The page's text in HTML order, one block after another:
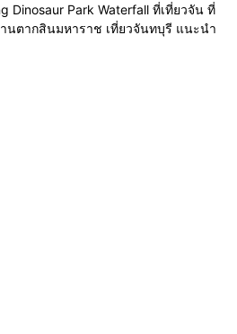
Dinosaur Park Waterfall ที่เที่ยวจัน ที่
นตากสินมหาราช เที่ยวจันทบุรี แนะนำ